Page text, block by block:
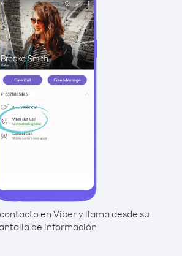
en Viber y llama desde su
de información